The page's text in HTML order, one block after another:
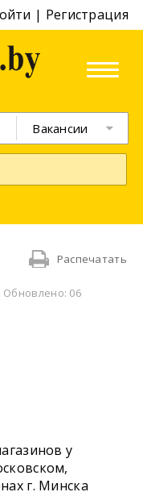
| Регистрация
Вакансии
Распечатать
Обновлено: 06
у
г. Минска